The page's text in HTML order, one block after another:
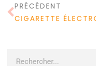
PRÉCÉDENT